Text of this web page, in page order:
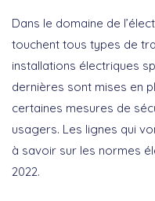
Dans le domaine de
touchent tous types de
installations électriques
dernières sont mises en
certaines mesures de
usagers. Les lignes qui
à savoir sur les normes
2022.